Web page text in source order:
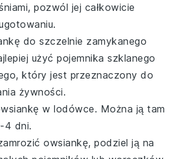
, pozwól jej całkowicie
do szczelnie zamykanego
użyć pojemnika szklanego
który jest przeznaczony do
żywności.
w lodówce. Można ją tam
4 dni.
owsiankę, podziel ją na